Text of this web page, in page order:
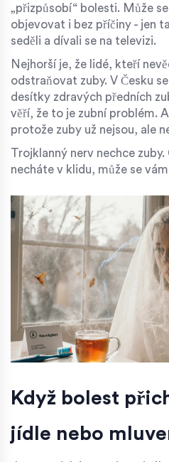
„přizpůsobí“ bolesti. Může
objevovat i bez příčiny - jen
seděli a dívali se na televizi.
Nejhorší je, že lidé, kteří
odstraňovat zuby. V Česku
desítky zdravých předních
věří, že to je zubní problém.
protože zuby už nejsou, ale
Trojklanný nerv nechce
necháte v klidu, může se
Když bolest
jídle nebo